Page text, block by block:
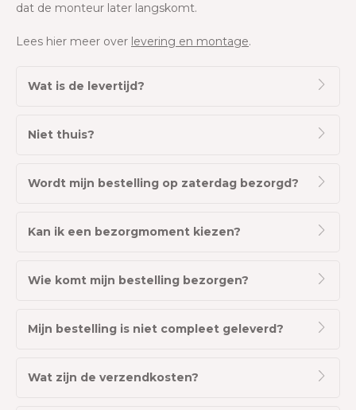
dat de monteur later langskomt.
Lees hier meer over levering en montage.
Wat is de levertijd?
Niet thuis?
Wordt mijn bestelling op zaterdag bezorgd?
Kan ik een bezorgmoment kiezen?
Wie komt mijn bestelling bezorgen?
Mijn bestelling is niet compleet geleverd?
Wat zijn de verzendkosten?